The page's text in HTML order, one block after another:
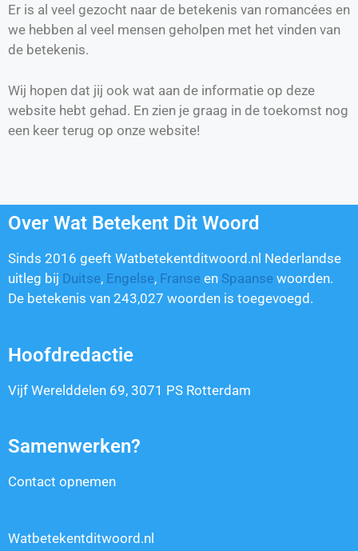
Er is al veel gezocht naar de betekenis van romancées en
we hebben al veel mensen geholpen met het vinden van
de betekenis.
Wij hopen dat jij ook wat aan de informatie op deze
website hebt gehad. En zien je graag in de toekomst nog
een keer terug op onze website!
Over Wat Betekent Dit Woord
Sinds 2016 geeft Watbetekentditwoord.nl Nederlandse
uitleg bij Duitse, Engelse, Franse en Spaanse woorden.
De betekenis van 243,027 woorden is toegevoegd.
Hoofdredactie
Vijf Werelddelen 69, 3071 PS Rotterdam
Samenwerken?
Contact opnemen
Watbetekentditwoord.nl